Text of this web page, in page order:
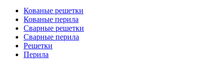
Кованые решетки
Кованые перила
Сварные решетки
Сварные перила
Решетки
Перила